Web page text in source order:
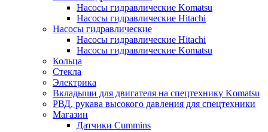
Насосы гидравлические Komatsu
Насосы гидравлические Hitachi
Насосы гидравлические
Насосы гидравлические Hitachi
Насосы гидравлические Komatsu
Кольца
Стекла
Электрика
Вкладыши для двигателя на спецтехнику Komatsu
РВД, рукава высокого давления для спецтехники
Магазин
Датчики Cummins